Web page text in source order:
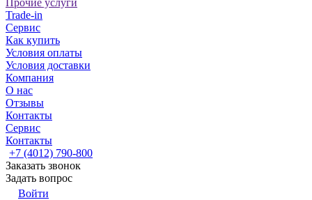
Прочие услуги
Trade-in
Сервис
Как купить
Условия оплаты
Условия доставки
Компания
О нас
Отзывы
Контакты
Сервис
Контакты
+7 (4012) 790-800
Заказать звонок
Задать вопрос
Войти